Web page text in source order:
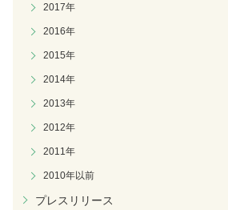
2017年
2016年
2015年
2014年
2013年
2012年
2011年
2010年以前
プレスリリース